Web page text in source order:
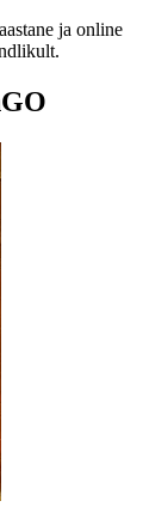
ja online